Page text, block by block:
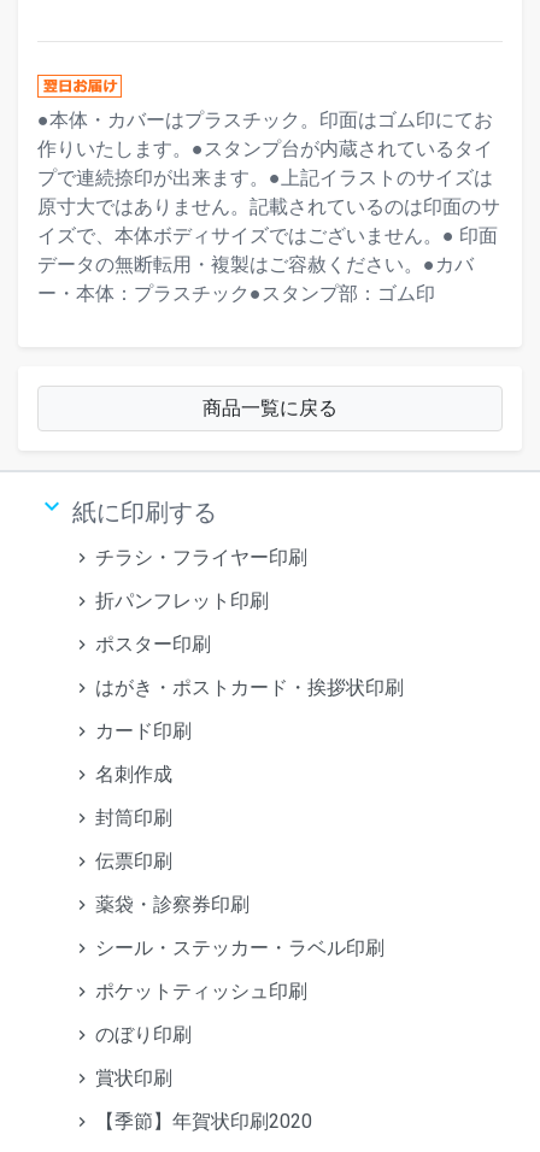
●本体・カバーはプラスチック。印面はゴム印にてお
作りいたします。●スタンプ台が内蔵されているタイ
プで連続捺印が出来ます。●上記イラストのサイズは
原寸大ではありません。記載されているのは印面のサ
イズで、本体ボディサイズではございません。● 印面
データの無断転用・複製はご容赦ください。●カバ
ー・本体：プラスチック●スタンプ部：ゴム印
商品一覧に戻る
keyboard_arrow_down 紙に印刷する
チラシ・フライヤー印刷
折パンフレット印刷
ポスター印刷
はがき・ポストカード・挨拶状印刷
カード印刷
名刺作成
封筒印刷
伝票印刷
薬袋・診察券印刷
シール・ステッカー・ラベル印刷
ポケットティッシュ印刷
のぼり印刷
賞状印刷
【季節】年賀状印刷2020